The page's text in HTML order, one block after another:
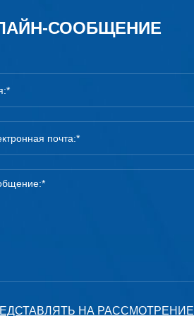
СООБЩЕНИЕ
НА РАССМОТРЕНИЕ